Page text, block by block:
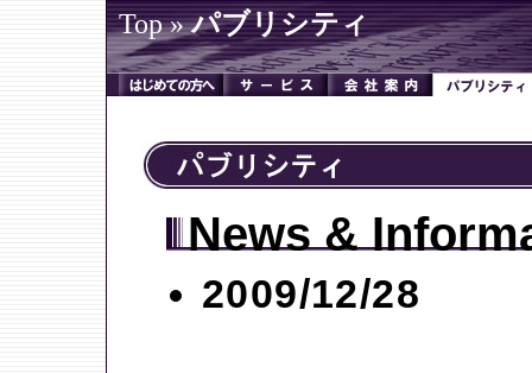
Top»パブリシティ
News &
2009/12/28